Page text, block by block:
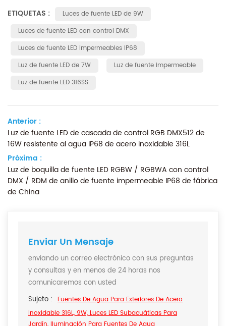
ETIQUETAS :
Luces de fuente LED de 9W
Luces de fuente LED con control DMX
Luces de fuente LED impermeables IP68
Luz de fuente LED de 7W
Luz de fuente impermeable
Luz de fuente LED 316SS
Anterior :
Luz de fuente LED de cascada de control RGB DMX512 de
16W resistente al agua IP68 de acero inoxidable 316L
Próxima :
Luz de boquilla de fuente LED RGBW / RGBWA con control
DMX / RDM de anillo de fuente impermeable IP68 de fábrica
de China
Enviar Un Mensaje
enviando un correo electrónico con sus preguntas
y consultas y en menos de 24 horas nos
comunicaremos con usted
Sujeto : Fuentes De Agua Para Exteriores De Acero
Inoxidable 316L, 9W, Luces LED Subacuáticas Para
Jardín, Iluminación Para Fuentes De Agua